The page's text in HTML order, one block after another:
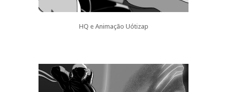
HQ e Animação Uótizap